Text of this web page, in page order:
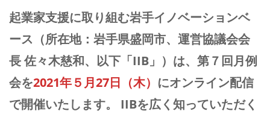
起業家支援に取り組む岩手イノベーションベ
ース（所在地：岩手県盛岡市、運営協議会会
長 佐々木慈和、以下「IIB」）は、第７回月例
会を2021年５月27日（木） にオンライン配信
で開催いたします。 IIBを広く知っていただく